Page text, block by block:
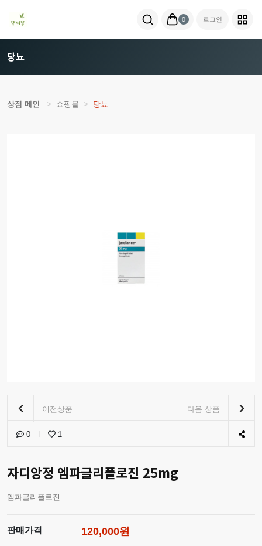
0 로그인
당뇨
상점 메인 쇼핑몰 당뇨
이전상품 다음 상품
0 1
자디앙정 엠파글리플로진 25mg
엠파글리플로진
판매가격 120,000원